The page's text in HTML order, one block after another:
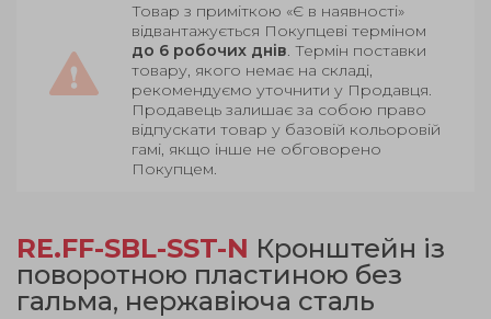
Товар з приміткою «Є в наявності»
відвантажується Покупцеві терміном
до 6 робочих днів. Термін поставки
товару, якого немає на складі,
рекомендуємо уточнити у Продавця.
Продавець залишає за собою право
відпускати товар у базовій кольоровій
гамі, якщо інше не обговорено
Покупцем.
RE.FF-SBL-SST-N Кронштейн із
поворотною пластиною без
гальма, нержавіюча сталь